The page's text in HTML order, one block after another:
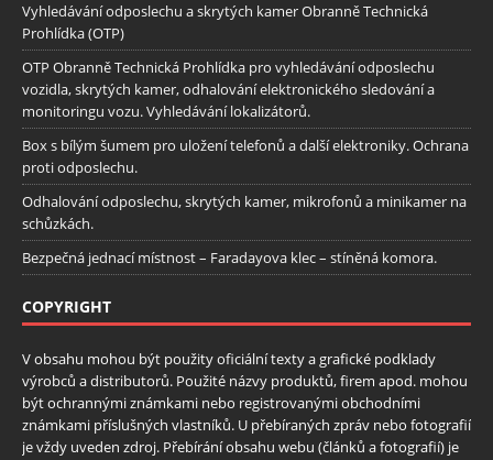
Vyhledávání odposlechu a skrytých kamer Obranně Technická
Prohlídka (OTP)
OTP Obranně Technická Prohlídka pro vyhledávání odposlechu
vozidla, skrytých kamer, odhalování elektronického sledování a
monitoringu vozu. Vyhledávání lokalizátorů.
Box s bílým šumem pro uložení telefonů a další elektroniky. Ochrana
proti odposlechu.
Odhalování odposlechu, skrytých kamer, mikrofonů a minikamer na
schůzkách.
Bezpečná jednací místnost – Faradayova klec – stíněná komora.
COPYRIGHT
V obsahu mohou být použity oficiální texty a grafické podklady
výrobců a distributorů. Použité názvy produktů, firem apod. mohou
být ochrannými známkami nebo registrovanými obchodními
známkami příslušných vlastníků. U přebíraných zpráv nebo fotografií
je vždy uveden zdroj. Přebírání obsahu webu (článků a fotografií) je